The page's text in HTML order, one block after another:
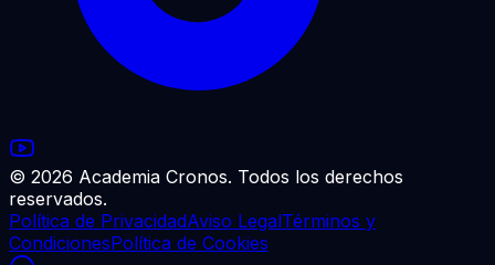
© 2026 Academia Cronos. Todos los derechos
reservados.
Política de PrivacidadAviso LegalTérminos y
CondicionesPolítica de Cookies